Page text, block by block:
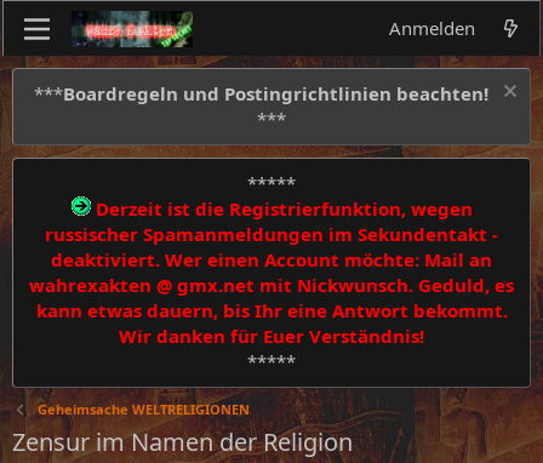
Anmelden
***Boardregeln und Postingrichtlinien beachten!
***
*****
Derzeit ist die Registrierfunktion, wegen
russischer Spamanmeldungen im Sekundentakt -
deaktiviert. Wer einen Account möchte: Mail an
wahrexakten @ gmx.net mit Nickwunsch. Geduld, es
kann etwas dauern, bis Ihr eine Antwort bekommt.
Wir danken für Euer Verständnis!
*****
Geheimsache WELTRELIGIONEN
Zensur im Namen der Religion